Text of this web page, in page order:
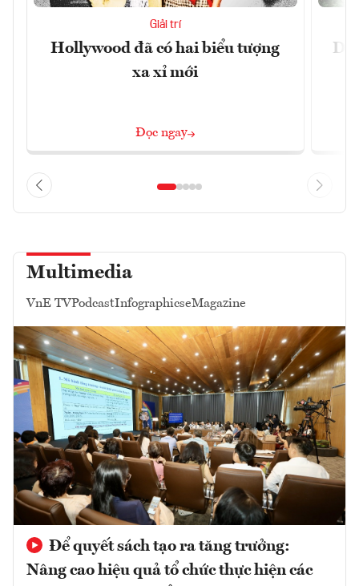
Giải trí
Hollywood đã có hai biểu tượng
xa xỉ mới
Đọc ngay
Du
Multimedia
VnE TVPodcastInfographicseMagazine
Để quyết sách tạo ra tăng trưởng:
Nâng cao hiệu quả tổ chức thực hiện các